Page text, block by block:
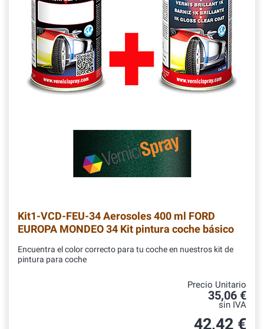
Kit1-VCD-FEU-34Aerosoles 400 ml FORD
EUROPA MONDEO 34 Kit pintura coche básico
Encuentra el color correcto para tu coche en nuestros kit de
pintura para coche
Precio Unitario
35,06 €
sin IVA
42,42 €